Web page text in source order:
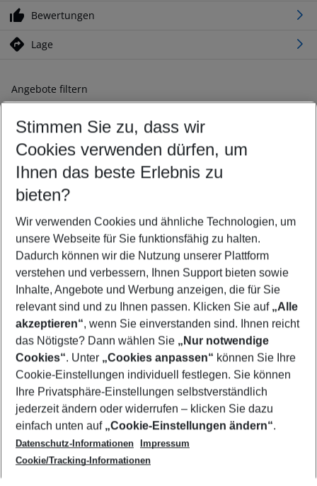
Bewertungen
Lage
Angebote filtern
Ändern Sie Ihre Kriterien nach Ihren Wünschen
Abflughafen wählen
Beliebiger Abflughafen
Reisezeitraum wählen
11.08.26– 09.08.27 5-8 Nächte
2 Erwachsene Keine Kinder
Mehr Filter anzeigen
Footer
Footer navigation
Über uns
AGB
Cookie-Einstellungen ändern
Cookie-Richtlinie
Datenschutz
Service & Hilfe
Barrierefreies Reisen
Check-in
Folgen Sie uns
Stimmen Sie zu, dass wir
Cookies verwenden dürfen, um
Ihnen das beste Erlebnis zu
bieten?
Wir verwenden Cookies und ähnliche Technologien, um
unsere Webseite für Sie funktionsfähig zu halten.
Dadurch können wir die Nutzung unserer Plattform
verstehen und verbessern, Ihnen Support bieten sowie
Inhalte, Angebote und Werbung anzeigen, die für Sie
relevant sind und zu Ihnen passen. Klicken Sie auf „Alle
akzeptieren“, wenn Sie einverstanden sind. Ihnen reicht
das Nötigste? Dann wählen Sie „Nur notwendige
Cookies“. Unter „Cookies anpassen“ können Sie Ihre
Cookie-Einstellungen individuell festlegen. Sie können
Ihre Privatsphäre-Einstellungen selbstverständlich
jederzeit ändern oder widerrufen – klicken Sie dazu
einfach unten auf „Cookie-Einstellungen ändern“.
Datenschutz-Informationen
Impressum
Cookie/Tracking-Informationen